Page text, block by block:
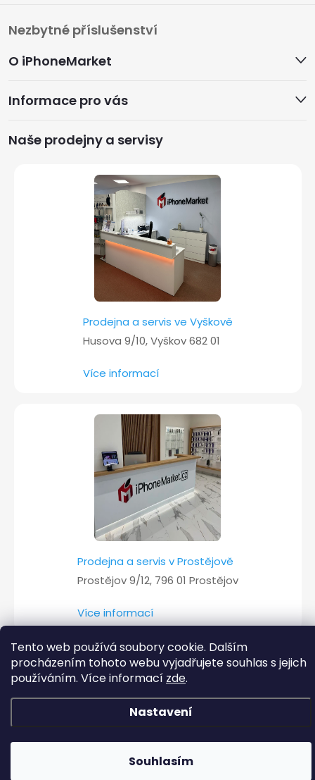
Tento web používá soubory cookie. Dalším
procházením tohoto webu vyjadřujete souhlas s jejich
používáním. Více informací zde.
Nastavení
Souhlasím
Z
á
p
a
O iPhoneMarket
Informace pro vás
Naše prodejny a servisy
Prodejna a servis ve Vyškově
Husova 9/10, Vyškov 682 01
Více informací
Prodejna a servis v Prostějově
Prostějov 9/12, 796 01 Prostějov
Více informací
Nezbytné příslušenství
Vytvořil Shoptet
Copyright 2026iPhoneMarket.cz. Všechna práva vyhrazena.